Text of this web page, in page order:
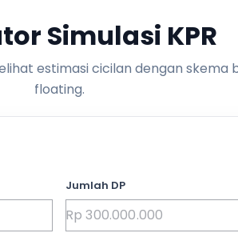
Simulasi KPR
estimasi cicilan dengan skema
floating.
Jumlah DP